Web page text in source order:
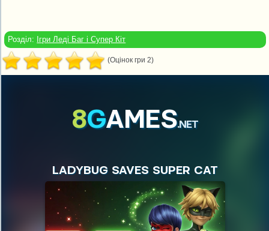
Розділ: Ігри Леді Баг і Супер Кіт
(Оцінок гри 2)